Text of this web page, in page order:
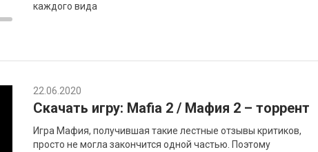
каждого вида
22.06.2020
Скачать игру: Mafia 2 / Мафия 2 – торрент
Игра Мафия, получившая такие лестные отзывы критиков,
просто не могла закончится одной частью. Поэтому